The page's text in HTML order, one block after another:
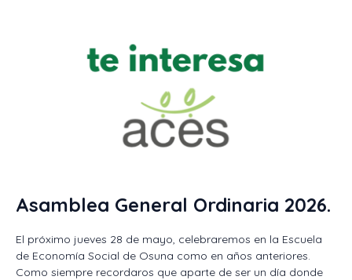
Asamblea General Ordinaria 2026.
El próximo jueves 28 de mayo, celebraremos en la Escuela
de Economía Social de Osuna como en años anteriores.
Como siempre recordaros que aparte de ser un día donde